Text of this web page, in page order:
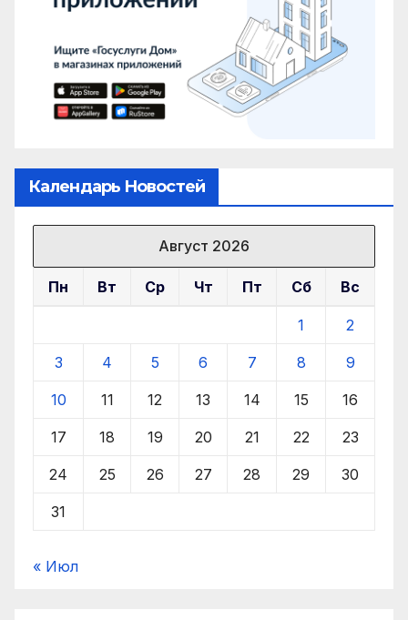
Календарь Новостей
Август 2026
Пн Вт Ср Чт Пт Сб Вс
1 2
3 4 5 6 7 8 9
10 11 12 13 14 15 16
17 18 19 20 21 22 23
24 25 26 27 28 29 30
31
« Июл